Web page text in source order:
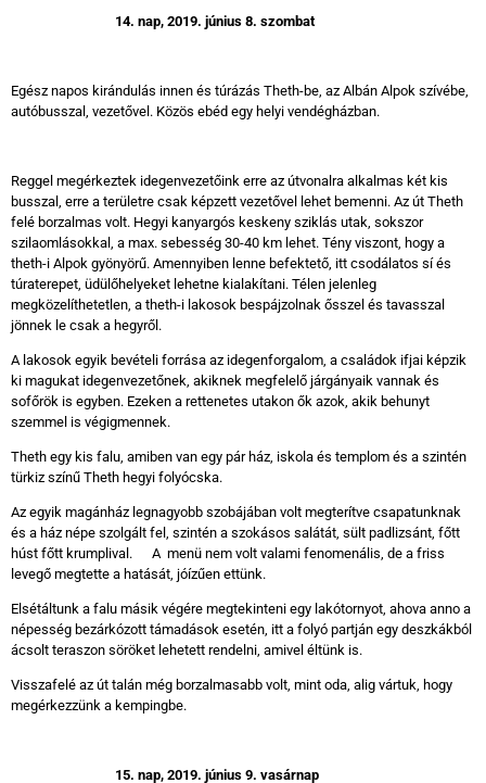
14. nap, 2019. június 8. szombat
Egész napos kirándulás innen és túrázás Theth-be, az Albán Alpok szívébe,
autóbusszal, vezetővel. Közös ebéd egy helyi vendégházban.
Reggel megérkeztek idegenvezetőink erre az útvonalra alkalmas két kis
busszal, erre a területre csak képzett vezetővel lehet bemenni. Az út Theth
felé borzalmas volt. Hegyi kanyargós keskeny sziklás utak, sokszor
szilaomlásokkal, a max. sebesség 30-40 km lehet. Tény viszont, hogy a
theth-i Alpok gyönyörű. Amennyiben lenne befektető, itt csodálatos sí és
túraterepet, üdülőhelyeket lehetne kialakítani. Télen jelenleg
megközelíthetetlen, a theth-i lakosok bespájzolnak ősszel és tavasszal
jönnek le csak a hegyről.
A lakosok egyik bevételi forrása az idegenforgalom, a családok ifjai képzik
ki magukat idegenvezetőnek, akiknek megfelelő járgányaik vannak és
sofőrök is egyben. Ezeken a rettenetes utakon ők azok, akik behunyt
szemmel is végigmennek.
Theth egy kis falu, amiben van egy pár ház, iskola és templom és a szintén
türkiz színű Theth hegyi folyócska.
Az egyik magánház legnagyobb szobájában volt megterítve csapatunknak
és a ház népe szolgált fel, szintén a szokásos salátát, sült padlizsánt, főtt
húst főtt krumplival. A menü nem volt valami fenomenális, de a friss
levegő megtette a hatását, jóízűen ettünk.
Elsétáltunk a falu másik végére megtekinteni egy lakótornyot, ahova anno a
népesség bezárkózott támadások esetén, itt a folyó partján egy deszkákból
ácsolt teraszon söröket lehetett rendelni, amivel éltünk is.
Visszafelé az út talán még borzalmasabb volt, mint oda, alig vártuk, hogy
megérkezzünk a kempingbe.
15. nap, 2019. június 9. vasárnap